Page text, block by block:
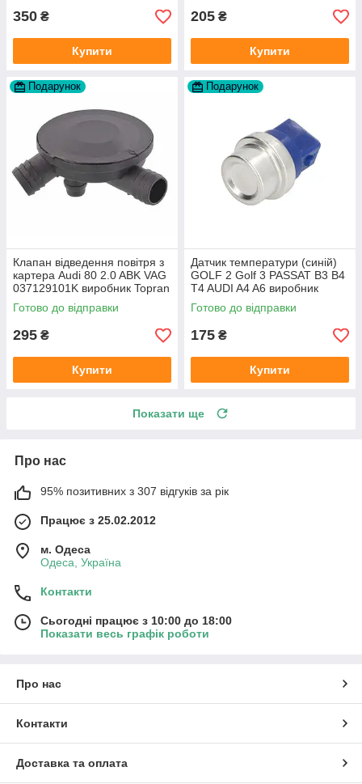
350 ₴
Купити
205 ₴
Купити
Подарунок
Клапан відведення повітря з
картера Audi 80 2.0 ABK VAG
037129101K виробник Topran
Німеччина
Готово до відправки
295 ₴
Купити
Подарунок
Датчик температури (синій)
GOLF 2 Golf 3 PASSAT B3 B4
T4 AUDI A4 A6 виробник
Topran Німеччина
Готово до відправки
175 ₴
Купити
Показати ще
Про нас
95% позитивних з 307 відгуків за рік
Працює з 25.02.2012
м. Одеса
Одеса, Україна
Контакти
Сьогодні працює з 10:00 до 18:00
Показати весь графік роботи
Про нас
Контакти
Доставка та оплата